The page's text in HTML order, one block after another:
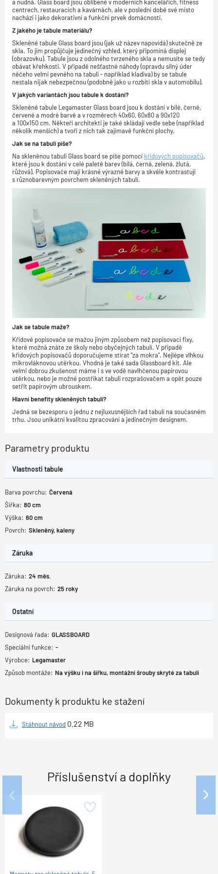
a nudná. Glass board jsou oblíbené v moderních kancelářích, fitness
centrech, restauracích a kavárnách, ale v poslední době své místo
nachází i jako dekorativní a funkční prvek domácností.
Z jakého je tabule materiálu?
Skleněné tabule Glass board jsou (jak už název napovídá) skutečně ze
skla. To jim propůjčuje jedinečný vzhled, který připomíná displej
(obrazovku). Tabule jsou z odolného tvrzeného skla a nemusíte se tedy
obávat křehkosti. V případě nešťastné náhody (opravdu silný úder
něčeho velmi pevného na tabuli - například kladiva) by se tabule
nestala nijak nebezpečnou (podobně jako u rozbití skla v automobilu).
V jakých variantách jsou tabule k dostání?
Skleněné tabule Legamaster Glass board jsou k dostání v bílé, černé,
červené a modré barvě a v rozměrech 40x60, 60x80 a 90x120
a 100x150 cm. Někteří architekti je také skládají vedle sebe (například
několik menších) a tvoří z nich tak zajímavé funkční plochy.
Jak se na tabuli píše?
Na skleněnou tabuli Glass board se píše pomocí křídových popisovačů,
které jsou k dostání v celé paletě barev (bílá, černá, zelená, žlutá,
růžová). Popisovače mají krásné výrazné barvy a skvěle kontrastují
s různobarevným povrchem skleněných tabulí.
Jak se tabule maže?
Křídové popisovače se mažou jiným způsobem než popisovací fixy,
které možná znáte ze školy nebo obyčejných tabulí. V případě
křídových popisovačů doporučujeme stírat "za mokra". Nejlépe vlhkou
mikrovláknovou utěrkou. Vhodná je také sada Glassboard kit. Ale
velmi dobrou zkušenost máme i s ve vodě navlhčenou papírovou
utěrkou, nebo je možné postříkat tabuli rozprašovačem a opět pouze
setřít papírovým ubrouskem.
Hlavní benefity skleněných tabulí?
Jedná se bezesporu o jednu z nejluxusnějších řad tabulí na současném
trhu. Jsou unikátní kvalitou zpracování a jedinečným designem.
Parametry produktu
Vlastnosti tabule
Barva povrchu: Červená
Šířka: 80cm
Výška: 60cm
Povrch: Skleněný, kaleny
Záruka
Záruka: 24 měs.
Záruka na povrch: 25roky
Ostatní
Designová řada: GLASSBOARD
Speciální funkce: -
Výrobce: Legamaster
Způsob montáže: Na výšku i na šířku, montážní šrouby skryté za tabulí
Dokumenty k produktu ke stažení
Stáhnout návod 0.22 MB
Příslušenství a doplňky